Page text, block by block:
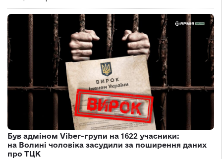
Був адміном Viber-групи на 1622 учасники:
на Волині чоловіка засудили за поширення даних
про ТЦК